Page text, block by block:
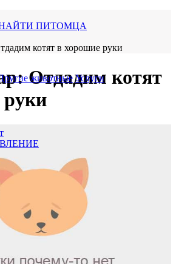
ПИТОМЦА
животные Услуги
котят в хорошие руки
Отдадим котят